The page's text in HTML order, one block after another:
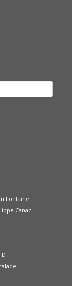
Fontaine
Canac